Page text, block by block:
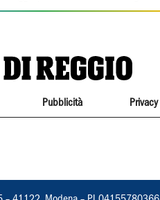
Pubblicità Privacy